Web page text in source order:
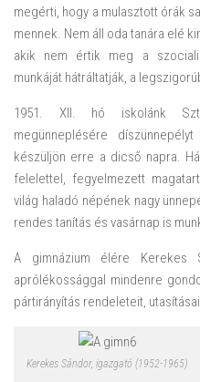
megérti, hogy a mulasztott órák
mennek. Nem áll oda tanára elé
akik nem értik meg a
munkáját hátráltatják, a
1951. XII. hó iskolánk
megünneplésére
készüljön erre a dicső napra.
felelettel, fegyelmezett
világ haladó népének nagy
rendes tanítás és vasárnap is
A gimnázium élére Kerekes
aprólékossággal mindenre
pártirányítás rendeleteit,
Kerekes Sándor, igazgató (1952-1965)